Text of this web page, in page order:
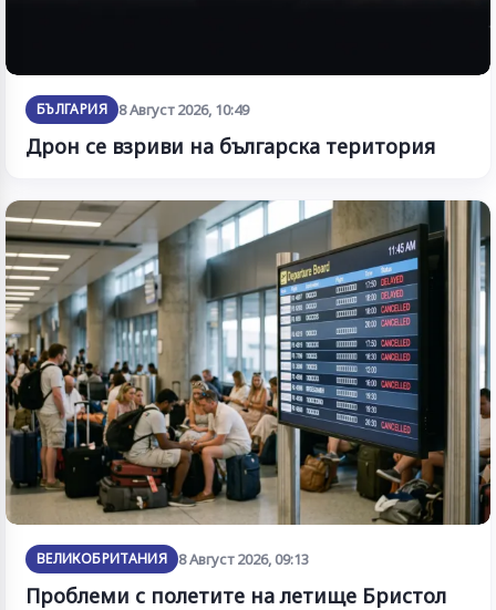
БЪЛГАРИЯ 8 Август 2026, 10:49
Дрон се взриви на българска територия
ВЕЛИКОБРИТАНИЯ 8 Август 2026, 09:13
Проблеми с полетите на летище Бристол